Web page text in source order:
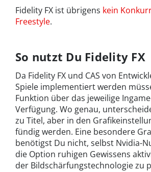
Fidelity FX ist übrigens kein
Freestyle.
So nutzt Du Fidelity FX
Da Fidelity FX und CAS von
Spiele implementiert werden
Funktion über das jeweilige
Verfügung. Wo genau,
zu Titel, aber in den
fündig werden. Eine besondere
benötigst Du nicht, selbst Nvidia-
die Option ruhigen Gewissens
der Bildschärfungstechnologie zu